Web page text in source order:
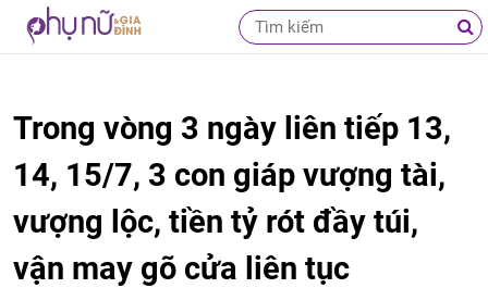
Trong vòng 3 ngày liên tiếp 13,
14, 15/7, 3 con giáp vượng tài,
vượng lộc, tiền tỷ rót đầy túi,
vận may gõ cửa liên tục